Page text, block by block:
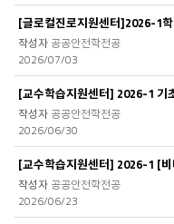
공공안전학전공
2026/07/03
[교수학습지원센터] 2026-1 기
공공안전학전공
2026/06/30
공공안전학전공
2026/06/23